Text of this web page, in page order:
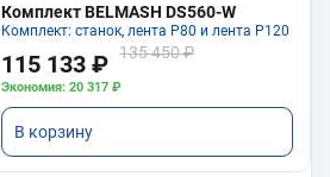
Комплект BELMASH DS560-W
Комплект: станок, лента P80 и лента P120
115 133 ₽ 135 450 ₽
Экономия: 20 317 ₽
В корзину